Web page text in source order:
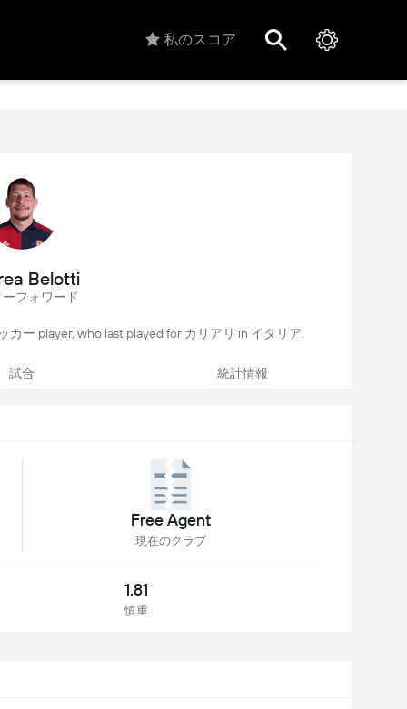
私のスコア
Belotti
フォワード
ー player, who last played for カリアリ in イタリア.
試合 統計情報
Free Agent
現在のクラブ
1.81
慎重